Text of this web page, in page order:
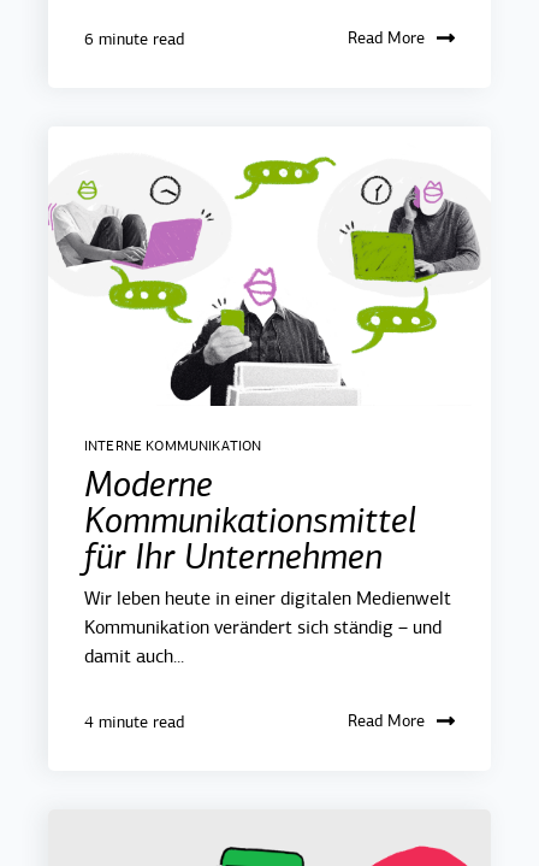
6 minute read Read More
INTERNE KOMMUNIKATION
Moderne
Kommunikationsmittel
für Ihr Unternehmen
Wir leben heute in einer digitalen Medienwelt
Kommunikation verändert sich ständig – und
damit auch...
4 minute read Read More